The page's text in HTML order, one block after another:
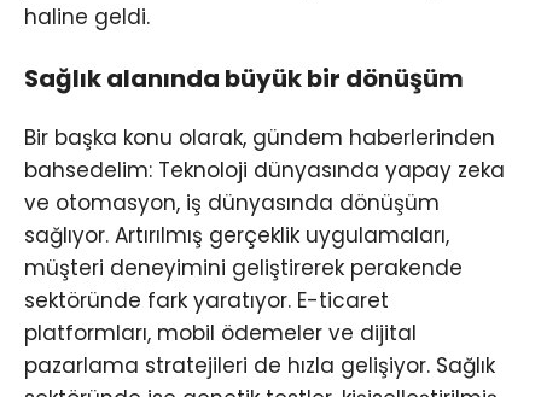
haline geldi.
Sağlık alanında büyük bir dönüşüm
Bir başka konu olarak, gündem haberlerinden
bahsedelim: Teknoloji dünyasında yapay zeka
ve otomasyon, iş dünyasında dönüşüm
sağlıyor. Artırılmış gerçeklik uygulamaları,
müşteri deneyimini geliştirerek perakende
sektöründe fark yaratıyor. E-ticaret
platformları, mobil ödemeler ve dijital
pazarlama stratejileri de hızla gelişiyor. Sağlık